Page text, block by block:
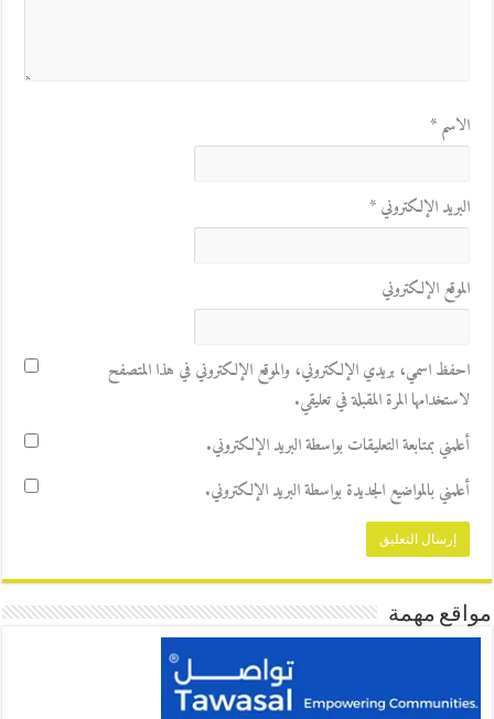
الاسم*
البريد الإلكتروني*
الموقع الإلكتروني
احفظ اسمي، بريدي الإلكتروني، والموقع الإلكتروني في هذا المتصفح
لاستخدامها المرة المقبلة في تعليقي.
أعلمني بمتابعة التعليقات بواسطة البريد الإلكتروني.
أعلمني بالمواضيع الجديدة بواسطة البريد الإلكتروني.
مواقع مهمة